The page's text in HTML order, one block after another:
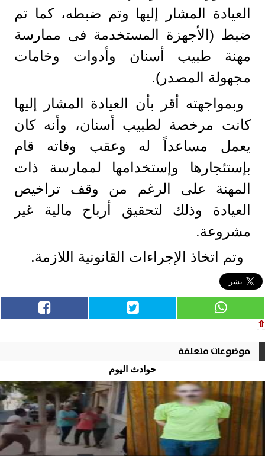
العيادة المشار إليها وتم ضبطه، كما تم
ضبط (الأجهزة المستخدمة فى ممارسة
مهنة طبيب أسنان وأدوات وخامات
مجهولة المصدر).
وبمواجهته أقر بأن العيادة المشار إليها
كانت مرخصة لطبيب أسنان، وأنه كان
يعمل مساعداً له وعقب وفاته قام
بإستئجارها وإستخدامها لممارسة ذات
المهنة على الرغم من وقف تراخيص
العيادة وذلك لتحقيق أرباح مالية غير
مشروعة.
وتم اتخاذ الإجراءات القانونية اللازمة.
⇧
موضوعات متعلقة
حوادث اليوم